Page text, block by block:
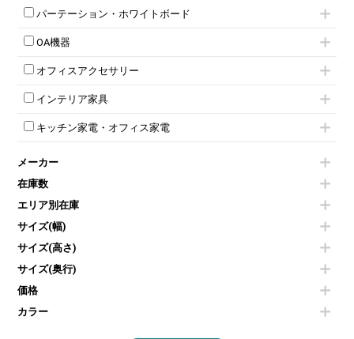
T字脚テーブル
会議テーブルW1200～
会議テーブルW1800～
平行スタックテーブル
会議テーブルその他
折りたたみミーティングチェア
ハイチェア
ミーティングチェアその他
応接チェア
応接・役員家具その他
ローカウンター
ラウンジカウンター
パーテーション・ホワイトボード
パーテーション
自立タイプパーテーション
パーテーションその他
壁掛けホワイトボード
ホワイトボードその他
OA機器
電話機（ビジネスフォン）
シュレッダー
スクリーン
その他OA機器
オフィスアクセサリー
チェア用台車
演台・講演台・演説台
防音パネル
コートハンガー・ポールハンガー
傘立て
食器棚・キッチンキャビネット
カタログスタンド
オフィスアクセサリーその他
インテリア家具
モールドチェア
ダイニングチェア
カウンターテーブル
センターテーブル・サイドテーブル
ベンチ・スツール
ソファ
シェルフ
ダストボックス（ゴミ箱）
インテリア家具その他
キッチン家電・オフィス家電
冷蔵庫・洗濯機
空気清浄機・加湿器
液晶テレビ・モニター類
エアコン
掃除機
季節家電
メーカー
在庫数
エリア別在庫
サイズ(幅)
サイズ(高さ)
サイズ(奥行)
価格
カラー